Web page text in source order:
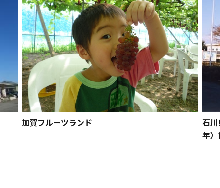
加賀フルーツランド
石
年